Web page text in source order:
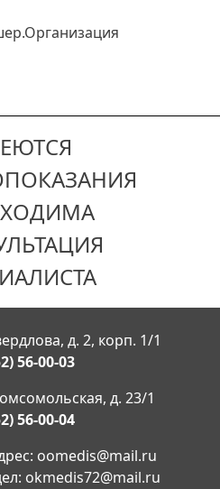
д. 2, корп. 1/1
56-00-03
д. 23/1
56-00-04
oomedis@mail.ru
okmedis72@mail.ru